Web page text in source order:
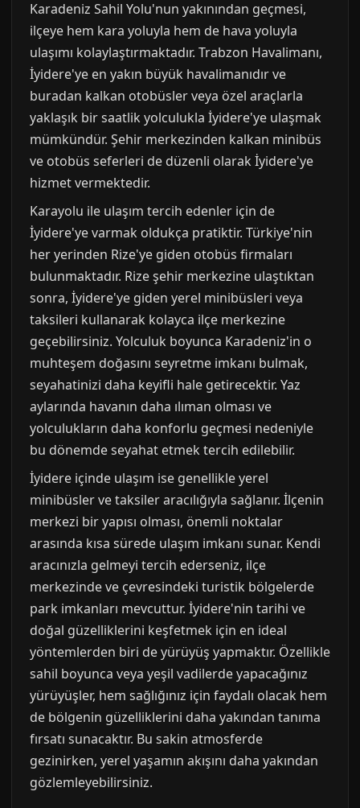
Karadeniz Sahil Yolu'nun yakınından geçmesi,
ilçeye hem kara yoluyla hem de hava yoluyla
ulaşımı kolaylaştırmaktadır. Trabzon Havalimanı,
İyidere'ye en yakın büyük havalimanıdır ve
buradan kalkan otobüsler veya özel araçlarla
yaklaşık bir saatlik yolculukla İyidere'ye ulaşmak
mümkündür. Şehir merkezinden kalkan minibüs
ve otobüs seferleri de düzenli olarak İyidere'ye
hizmet vermektedir.
Karayolu ile ulaşım tercih edenler için de
İyidere'ye varmak oldukça pratiktir. Türkiye'nin
her yerinden Rize'ye giden otobüs firmaları
bulunmaktadır. Rize şehir merkezine ulaştıktan
sonra, İyidere'ye giden yerel minibüsleri veya
taksileri kullanarak kolayca ilçe merkezine
geçebilirsiniz. Yolculuk boyunca Karadeniz'in o
muhteşem doğasını seyretme imkanı bulmak,
seyahatinizi daha keyifli hale getirecektir. Yaz
aylarında havanın daha ılıman olması ve
yolculukların daha konforlu geçmesi nedeniyle
bu dönemde seyahat etmek tercih edilebilir.
İyidere içinde ulaşım ise genellikle yerel
minibüsler ve taksiler aracılığıyla sağlanır. İlçenin
merkezi bir yapısı olması, önemli noktalar
arasında kısa sürede ulaşım imkanı sunar. Kendi
aracınızla gelmeyi tercih ederseniz, ilçe
merkezinde ve çevresindeki turistik bölgelerde
park imkanları mevcuttur. İyidere'nin tarihi ve
doğal güzelliklerini keşfetmek için en ideal
yöntemlerden biri de yürüyüş yapmaktır. Özellikle
sahil boyunca veya yeşil vadilerde yapacağınız
yürüyüşler, hem sağlığınız için faydalı olacak hem
de bölgenin güzelliklerini daha yakından tanıma
fırsatı sunacaktır. Bu sakin atmosferde
gezinirken, yerel yaşamın akışını daha yakından
gözlemleyebilirsiniz.